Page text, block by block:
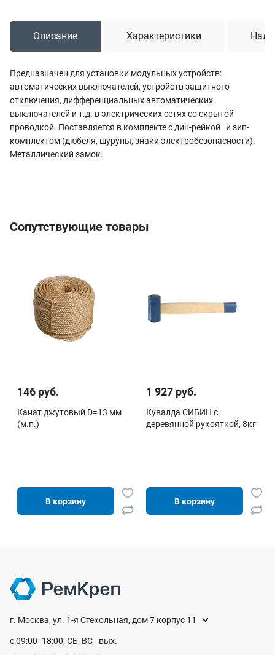
Описание Характеристики
Предназначен для установки модульных устройств:
автоматических выключателей, устройств защитного
отключения, дифференциальных автоматических
выключателей и т.д. в электрических сетях со скрытой
проводкой. Поставляется в комплекте с дин-рейкой и зип-
комплектом (дюбеля, шурупы, знаки электробезопасности).
Металлический замок.
Сопутствующие товары
146 руб.
Канат джутовый D=13 мм
(м.п.)
В корзину
1 927 руб.
Кувалда СИБИН с
деревянной рукояткой, 8кг
В корзину
г. Москва, ул. 1-я Стекольная, дом 7 корпус 11
с 09:00 -18:00, СБ, ВС - вых.